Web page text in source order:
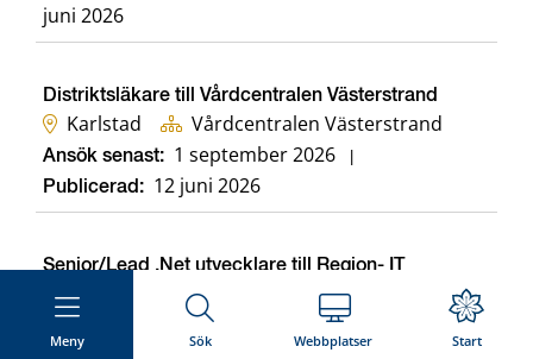
Meny Sök Webbplatser Start
juni 2026
Distriktsläkare till Vårdcentralen Västerstrand
Karlstad Vårdcentralen Västerstrand
Ansök senast: 1 september 2026
Publicerad: 12 juni 2026
Senior/Lead .Net utvecklare till Region- IT
Karlstad Region-IT, IT Utveckling
29 augusti 2026 |
10